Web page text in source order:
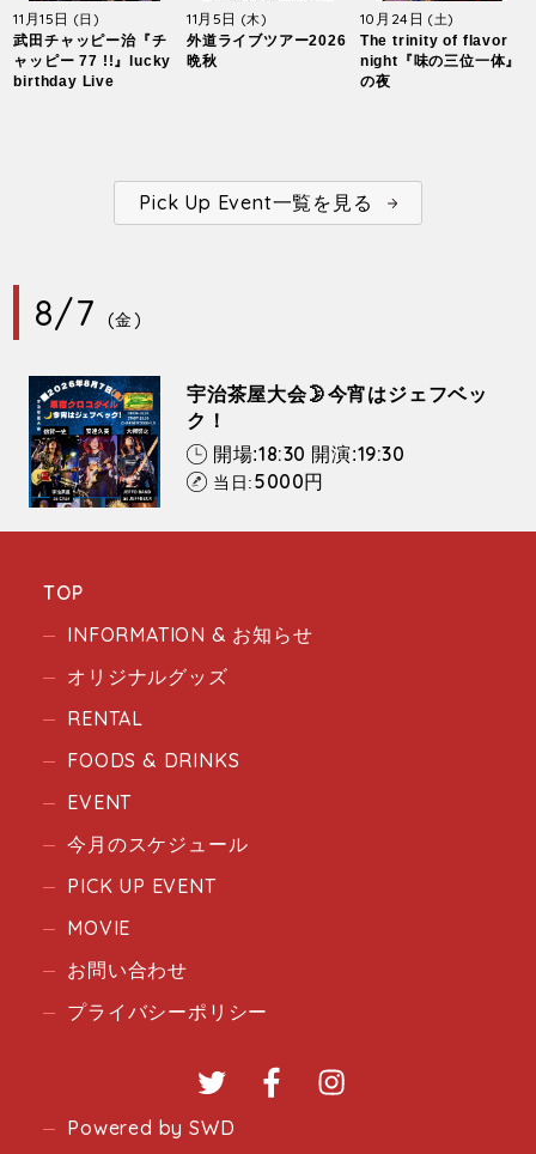
11月15日 (日)
武田チャッピー治『チ
ャッピー 77 !!』lucky
birthday Live
11月5日 (木)
外道ライブツアー2026
晩秋
10月24日 (土)
The trinity of flavor
night『味の三位一体』
の夜
Pick Up Event一覧を見る
8/7 (金)
宇治茶屋大会🌛今宵はジェフベッ
ク！
開場:18:30 開演:19:30
当日:5000円
TOP
INFORMATION & お知らせ
オリジナルグッズ
RENTAL
FOODS & DRINKS
EVENT
今月のスケジュール
PICK UP EVENT
MOVIE
お問い合わせ
プライバシーポリシー
Twitter Facebook
Powered by SWD